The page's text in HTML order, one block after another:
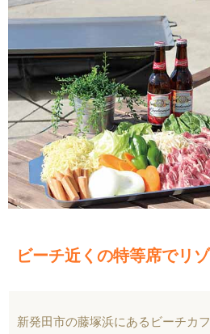
ビーチ近くの特等席でリ
新発田市の藤塚浜にあるビーチカ